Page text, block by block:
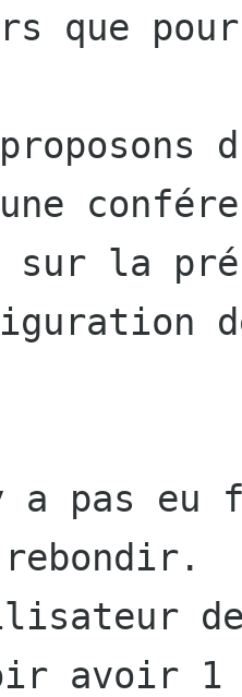
que
sur la
pas eu
de
avoir